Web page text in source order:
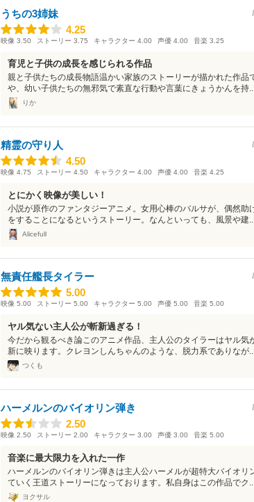
うちの3姉妹
4.25
4.25
映像 3.50 ストーリー 3.75 キャラクター 4.00 声優 4.00 音楽 3.25
育児と子供の成長を感じられる作品
親と子供たちの成長物語温かい家族のストーリーが描かれた作品
や、幼い子供たちの無邪気で素直な行動や言葉にきょうかんを持
りか
精霊の守り人
4.50
4.50
映像 4.75 ストーリー 4.50 キャラクター 4.00 声優 4.00 音楽 4.25
とにかく映像が美しい！
小説が原作のファンタジーアニメ。女用心棒のバルサが、偶然助
をすることになるというストーリー。なんといっても、風景や建
Alicefull
無責任艦長タイラー
5.00
5.00
映像 5.00 ストーリー 5.00 キャラクター 5.00 声優 5.00 音楽 5.00
ヤル気ない主人公が斬新過ぎる！
今だから観るべき論このアニメ作品、主人公のタイラーはヤル気
新に映ります。クレヨンしんちゃんのような、脱力系でありなが
つくも
ハーメルンのバイオリン弾き
2.50
2.50
映像 2.50 ストーリー 2.00 キャラクター 3.00 声優 3.00 音楽 5.00
音楽に最大限力を入れた一作
ハーメルンのバイオリン弾きは主人公ハーメルが超特大バイオリ
ていく王道ストーリーになっております。私自身はこの作品でク
ヨクサル